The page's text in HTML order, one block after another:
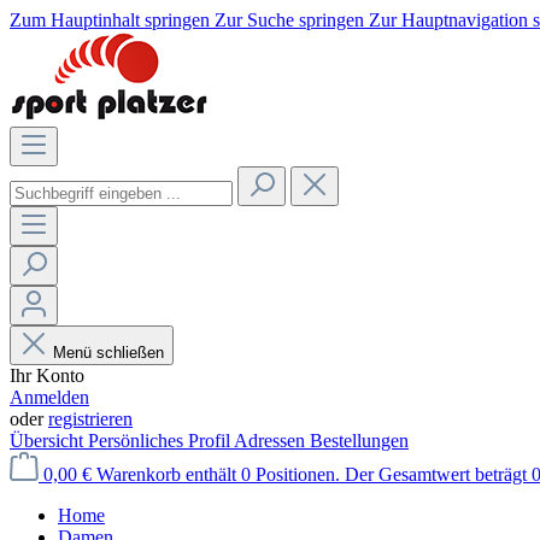
Zum Hauptinhalt springen Zur Suche springen Zur Hauptnavigation
Menü schließen
Ihr Konto
Anmelden
oderregistrieren
Übersicht Persönliches Profil Adressen Bestellungen
0,00 € Warenkorb enthält 0 Positionen. Der Gesamtwert beträgt
Home